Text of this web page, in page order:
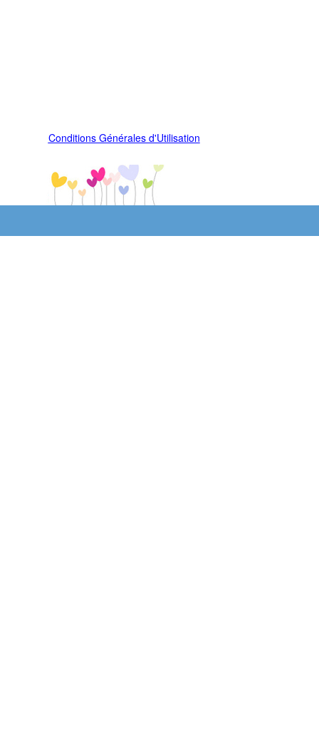
Conditions Générales d'Utilisation